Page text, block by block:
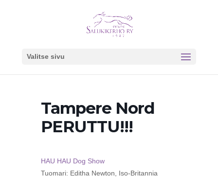
Valitse sivu
Tampere Nord
PERUTTU!!!
HAU HAU Dog Show
Tuomari: Editha Newton, Iso-Britannia